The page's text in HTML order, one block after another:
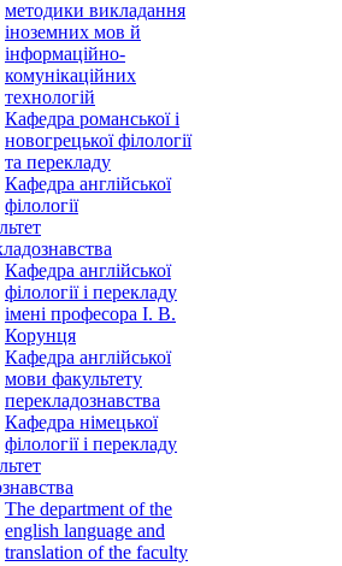
методики викладання
іноземних мов й
інформаційно-
комунікаційних
технологій
Кафедра романської і
новогрецької філології
та перекладу
Кафедра англійської
філології
Кафедра англійської
філології і перекладу
імені професора І. В.
Корунця
Кафедра англійської
мови факультету
перекладознавства
Кафедра німецької
філології і перекладу
The department of the
english language and
translation of the faculty